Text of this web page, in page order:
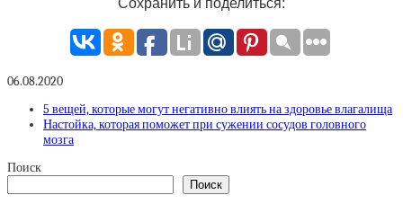
06.08.2020
5 вещей, которые могут негативно влиять на здоровье влагалища
Настойка, которая поможет при сужении сосудов головного
мозга
Поиск
Поиск